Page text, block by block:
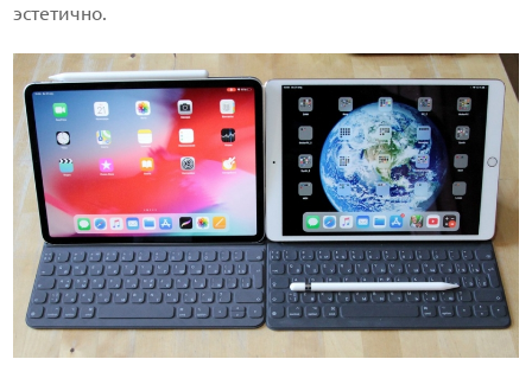
эстетично.